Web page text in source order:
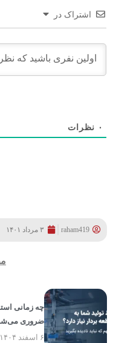
اشتراک در
۰ نظرات
raham419 ۳ مرداد ۱۴۰۱
چه زمانی
ضروری
۶ اسفند ۱۴۰۴